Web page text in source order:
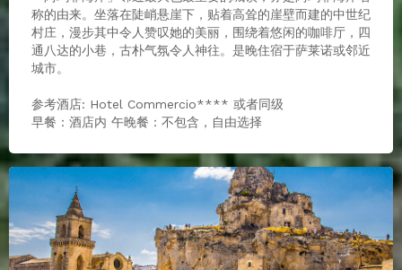
称的由来。坐落在陡峭悬崖下，贴着高耸的崖壁而建的中世纪
村庄，漫步其中令人赞叹她的美丽，围绕着悠闲的咖啡厅，四
通八达的小巷，古朴气氛令人神往。是晚住宿于萨莱诺或邻近
城市。
参考酒店: Hotel Commercio**** 或者同级
早餐：酒店内 午晚餐：不包含，自由选择